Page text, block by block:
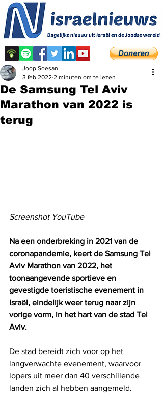
De Samsung Tel Aviv
Marathon van 2022 is
terug
Joop Soesan
3 feb 2022 2 minuten om te lezen
Screenshot YouTube
Na een onderbreking in 2021 van de
coronapandemie, keert de Samsung Tel
Aviv Marathon van 2022, het
toonaangevende sportieve en
gevestigde toeristische evenement in
Israël, eindelijk weer terug naar zijn
vorige vorm, in het hart van de stad Tel
Aviv.
De stad bereidt zich voor op het
langverwachte evenement, waarvoor
lopers uit meer dan 40 verschillende
landen zich al hebben aangemeld.